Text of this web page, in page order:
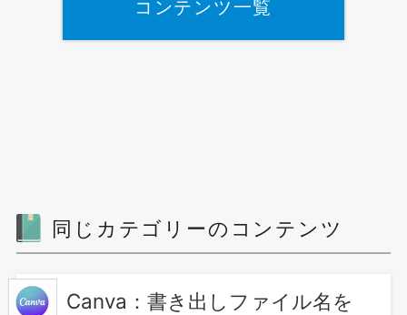
コンテンツ一覧
同じカテゴリーのコンテンツ
Canva：書き出しファイル名を